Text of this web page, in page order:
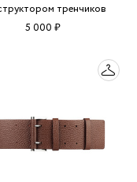
тренчиков
5 000 ₽